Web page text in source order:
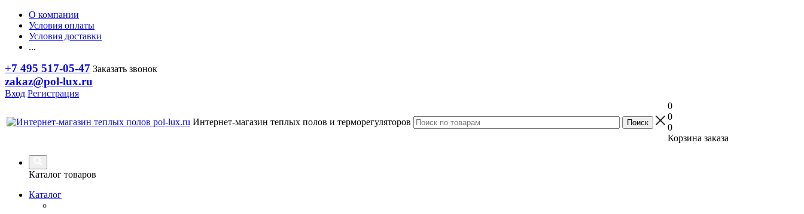
О компании
Условия оплаты
Условия доставки
...
+7 495 517-05-47 Заказать звонок
zakaz@pol-lux.ru
Вход Регистрация
Интернет-магазин теплых полов и терморегуляторов
0
0
0
Корзина заказа
Каталог товаров
Каталог